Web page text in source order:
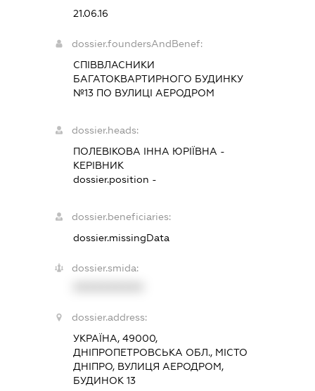
21.06.16
dossier.foundersAndBenef:
СПІВВЛАСНИКИ
БАГАТОКВАРТИРНОГО БУДИНКУ
№13 ПО ВУЛИЦІ АЕРОДРОМ
dossier.heads:
ПОЛЕВІКОВА ІННА ЮРІЇВНА -
КЕРІВНИК
dossier.position -
dossier.beneficiaries:
dossier.missingData
dossier.smida:
dossier.address:
УКРАЇНА, 49000,
ДНІПРОПЕТРОВСЬКА ОБЛ., МІСТО
ДНІПРО, ВУЛИЦЯ АЕРОДРОМ,
БУДИНОК 13